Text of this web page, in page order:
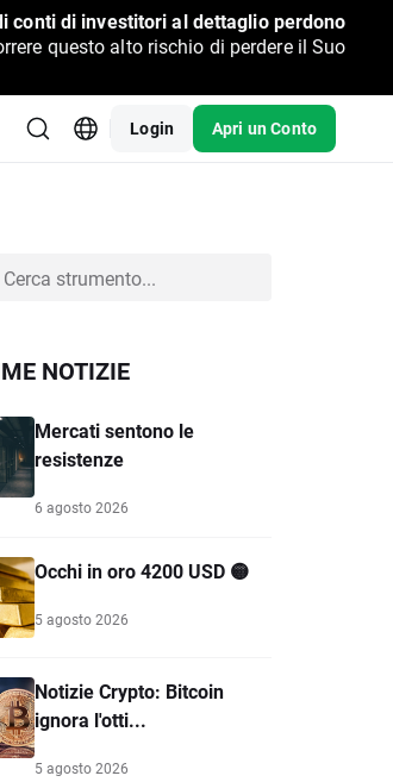
conti di investitori al dettaglio perdono
questo alto rischio di perdere il Suo
Login Apri un Conto
NOTIZIE
Mercati sentono le
resistenze
6 agosto 2026
Occhi in oro 4200 USD 🟡
5 agosto 2026
Notizie Crypto: Bitcoin
ignora l'otti...
5 agosto 2026